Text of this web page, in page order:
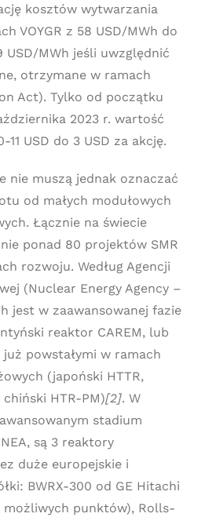
kosztów wytwarzania
VOYGR z 58 USD/MWh do
USD/MWh jeśli uwzględnić
otrzymane w ramach
Act). Tylko od początku
2023 r. wartość
11 USD do 3 USD za akcję.
nie muszą jednak oznaczać
od małych modułowych
Łącznie na świecie
ponad 80 projektów SMR
rozwoju. Według Agencji
(Nuclear Energy Agency –
jest w zaawansowanej fazie
reaktor CAREM, lub
powstałymi w ramach
(japoński HTTR,
HTR-PM)[2]. W
stadium
są 3 reaktory
duże europejskie i
BWRX-300 od GE Hitachi
możliwych punktów), Rolls-